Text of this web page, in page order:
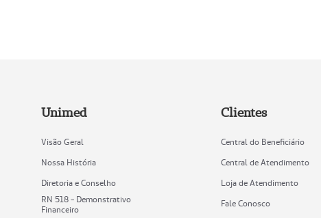
Unimed
Visão Geral
Nossa História
Diretoria e Conselho
RN 518 - Demonstrativo
Financeiro
Clientes
Central do Beneficiário
Central de Atendimento
Loja de Atendimento
Fale Conosco